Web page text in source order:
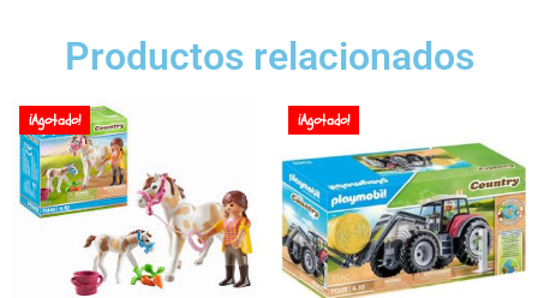
Productos relacionados
¡Agotado! ¡Agotado!